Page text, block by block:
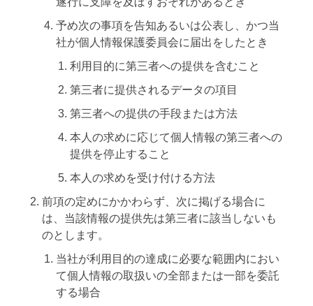
予め次の事項を告知あるいは公表し、かつ当
社が個人情報保護委員会に届出をしたとき
利用目的に第三者への提供を含むこと
第三者に提供されるデータの項目
第三者への提供の手段または方法
本人の求めに応じて個人情報の第三者への
提供を停止すること
本人の求めを受け付ける方法
前項の定めにかかわらず、次に掲げる場合に
は、当該情報の提供先は第三者に該当しないも
のとします。
当社が利用目的の達成に必要な範囲内におい
て個人情報の取扱いの全部または一部を委託
する場合